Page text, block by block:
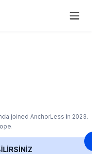
joined AnchorLess in 2023.